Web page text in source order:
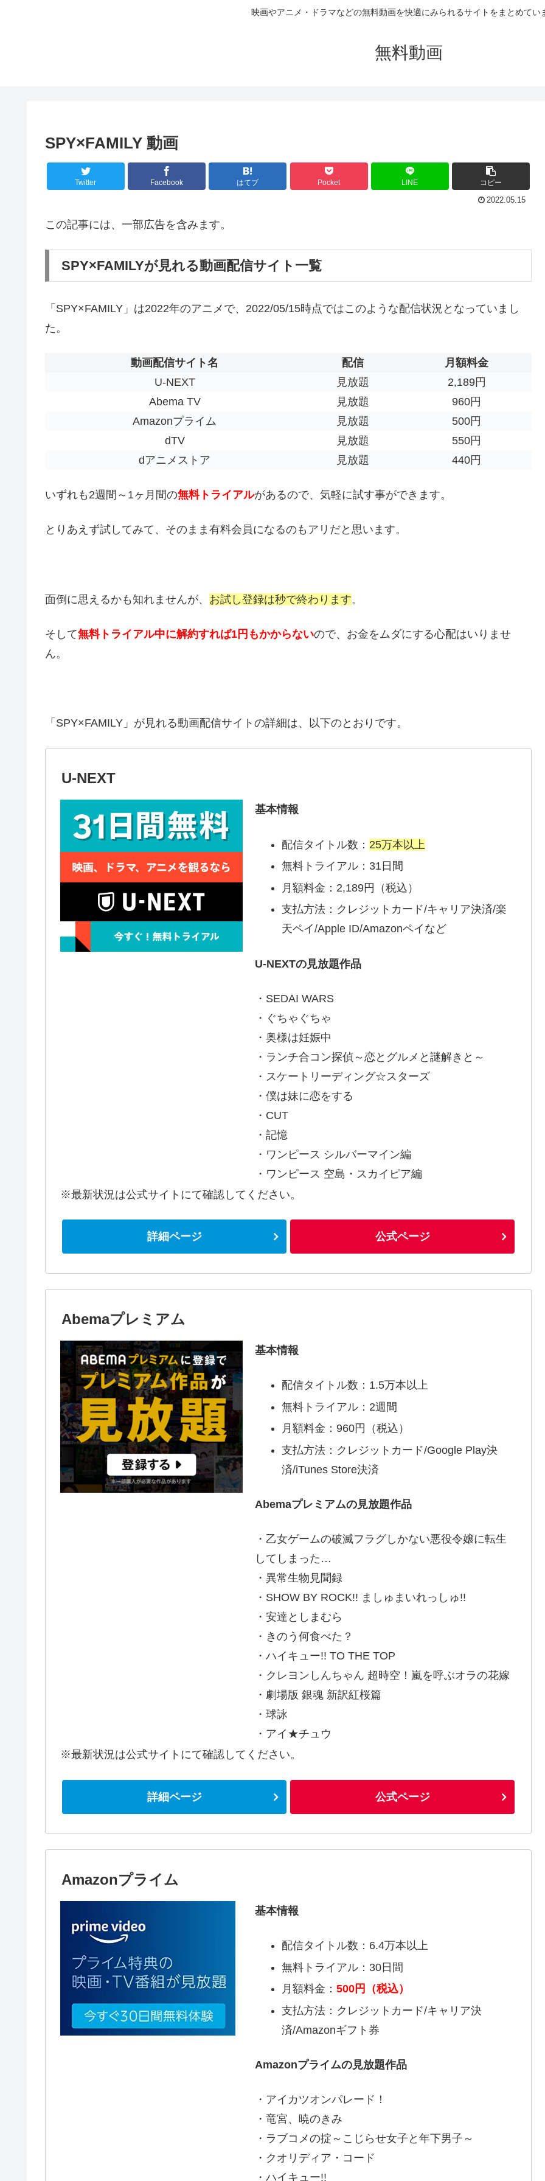
映画やアニメ・ドラマなどの無料動画を快適にみられるサイトをまとめてい
無料動画
SPY×FAMILY 動画
Twitter Facebook はてブ Pocket LINE コピー
2022.05.15
この記事には、一部広告を含みます。
SPY×FAMILYが見れる動画配信サイト一覧
「SPY×FAMILY」は2022年のアニメで、2022/05/15時点ではこのような配信状況となっていまし
た。
動画配信サイト名 配信
月額料金
U-NEXT
見放題
2,189円
Abema TV
見放題
960円
Amazonプライム
見放題
500円
dTV
見放題
550円
dアニメストア
見放題 440円
いずれも2週間～1ヶ月間の無料トライアルがあるので、気軽に試す事ができます。
とりあえず試してみて、そのまま有料会員になるのもアリだと思います。
面倒に思えるかも知れませんが、 お試し登録は秒で終わります。
そして無料トライアル中に解約すれば1円もかからないので、お金をムダにする心配はいりませ
ん。
「SPY×FAMILY」が見れる動画配信サイトの詳細は、以下のとおりです。
U-NEXT
基本情報
配信タイトル数： 25万本以上
無料トライアル：31日間
月額料金：2,189円（税込）
支払方法：クレジットカード/キャリア決済/楽
天ペイ/Apple ID/Amazonペイなど
U-NEXTの見放題作品
・SEDAI WARS
・ぐちゃぐちゃ
・奥様は妊娠中
・ランチ合コン探偵～恋とグルメと謎解きと～
・スケートリーディング☆スターズ
・僕は妹に恋をする
・CUT
・記憶
・ワンピース シルバーマイン編
・ワンピース 空島・スカイピア編
※最新状況は公式サイトにて確認してください。
詳細ページ 公式ページ
Abemaプレミアム
基本情報
配信タイトル数：1.5万本以上
無料トライアル：2週間
月額料金：960円（税込）
支払方法：クレジットカード/Google Play決
済/iTunes Store決済
Abemaプレミアムの見放題作品
・乙女ゲームの破滅フラグしかない悪役令嬢に転生
してしまった…
・異常生物見聞録
・SHOW BY ROCK!! ましゅまいれっしゅ!!
・安達としまむら
・きのう何食べた？
・ハイキュー!! TO THE TOP
・クレヨンしんちゃん 超時空！嵐を呼ぶオラの花嫁
・劇場版 銀魂 新訳紅桜篇
・球詠
・アイ★チュウ
※最新状況は公式サイトにて確認してください。
詳細ページ 公式ページ
Amazonプライム
基本情報
配信タイトル数：6.4万本以上
無料トライアル：30日間
月額料金： 500円（税込）
支払方法：クレジットカード/キャリア決
済/Amazonギフト券
Amazonプライムの見放題作品
・アイカツオンパレード！
・竜宮、暁のきみ
・ラブコメの掟～こじらせ女子と年下男子～
・クオリディア・コード
・ハイキュー!!